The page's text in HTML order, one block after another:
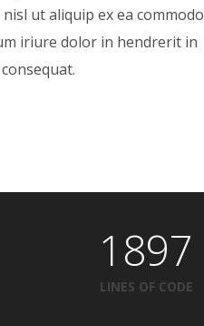
ut aliquip ex ea commodo
iriure dolor in hendrerit in
1897
LINES OF CODE